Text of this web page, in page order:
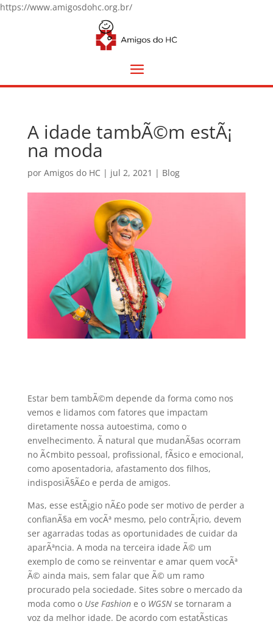
https://www.amigosdohc.org.br/
A idade tambÃ©m estÃ¡
na moda
por Amigos do HC | jul 2, 2021 | Blog
Estar bem tambÃ©m depende da forma como nos
vemos e lidamos com fatores que impactam
diretamente nossa autoestima, como o
envelhecimento. Ã natural que mudanÃ§as ocorram
no Ã¢mbito pessoal, profissional, fÃ­sico e emocional,
como aposentadoria, afastamento dos filhos,
indisposiÃ§Ã£o e perda de amigos.
Mas, esse estÃ¡gio nÃ£o pode ser motivo de perder a
confianÃ§a em vocÃª mesmo, pelo contrÃ¡rio, devem
ser agarradas todas as oportunidades de cuidar da
aparÃªncia. A moda na terceira idade Ã© um
exemplo de como se reinventar e amar quem vocÃª
Ã© ainda mais, sem falar que Ã© um ramo
procurado pela sociedade. Sites sobre o mercado da
moda como o Use Fashione o WGSNse tornaram a
voz da melhor idade. De acordo com estatÃ­sticas